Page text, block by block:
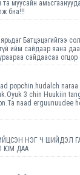
та муусайн
бна!!!
Батцэцэгийгээ
ийм сайдаар яана
сайдаасаа огцор
popchin.hudalch
3 chin Huukiin
naad erguunuudee
НЭГ Ч ШИЙДЭЛ
ЮМ ДАА